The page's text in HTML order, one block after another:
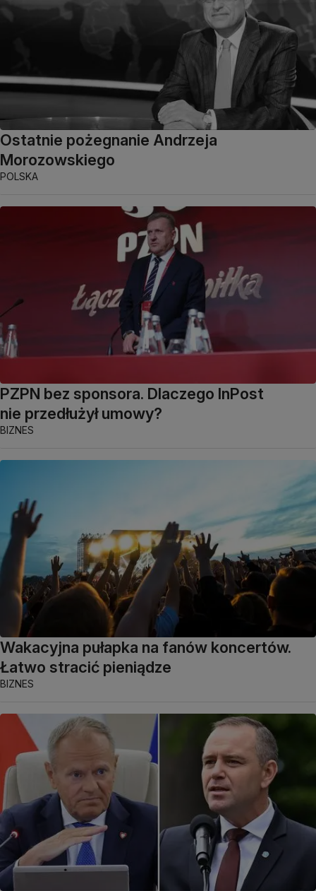
Ostatnie pożegnanie Andrzeja
Morozowskiego
POLSKA
PZPN bez sponsora. Dlaczego InPost
nie przedłużył umowy?
BIZNES
Wakacyjna pułapka na fanów koncertów.
Łatwo stracić pieniądze
BIZNES